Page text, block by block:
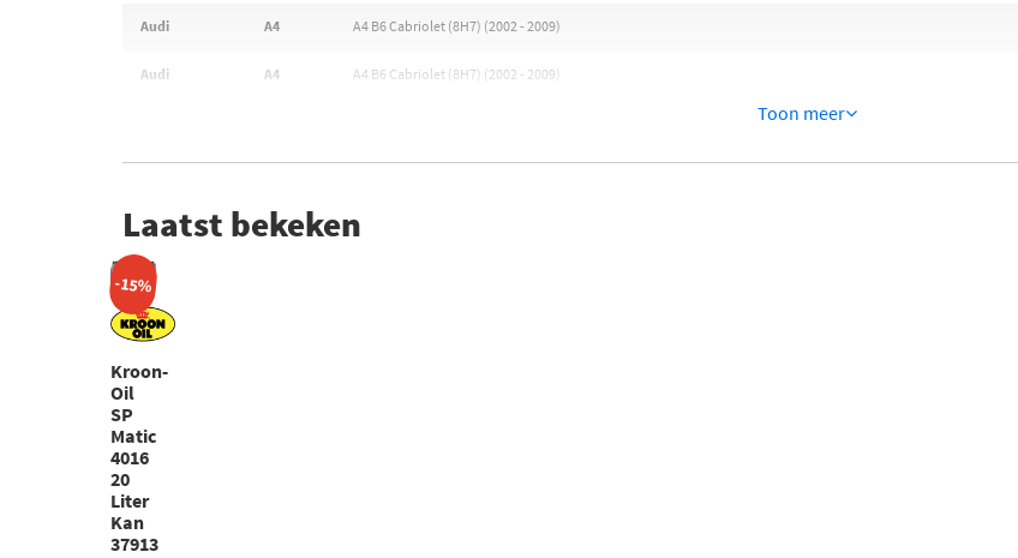
Audi A4 A4 B6 Cabriolet (8H7) (2002 - 2009)
Audi A4 A4 B6 Cabriolet (8H7) (2002 - 2009)
Toon meer
Laatst bekeken
-15%
Kroon-
Oil
SP
Matic
4016
20
Liter
Kan
37913